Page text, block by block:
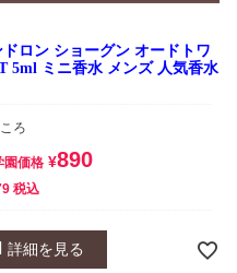
ドロン ショーグン オードトワ
5ml ミニ香水 メンズ 人気香水
ろ
園価格 ¥890
税込
詳細を見る